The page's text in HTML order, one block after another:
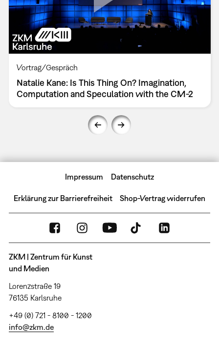
Vortrag/Gespräch
Natalie Kane: Is This Thing On? Imagination,
Computation and Speculation with the CM-2
Impressum Datenschutz
Erklärung zur Barrierefreiheit Shop-Vertrag widerrufen
ZKM | Zentrum für Kunst
und Medien
Lorenzstraße 19
76135 Karlsruhe
+49 (0) 721 - 8100 - 1200
info@zkm.de